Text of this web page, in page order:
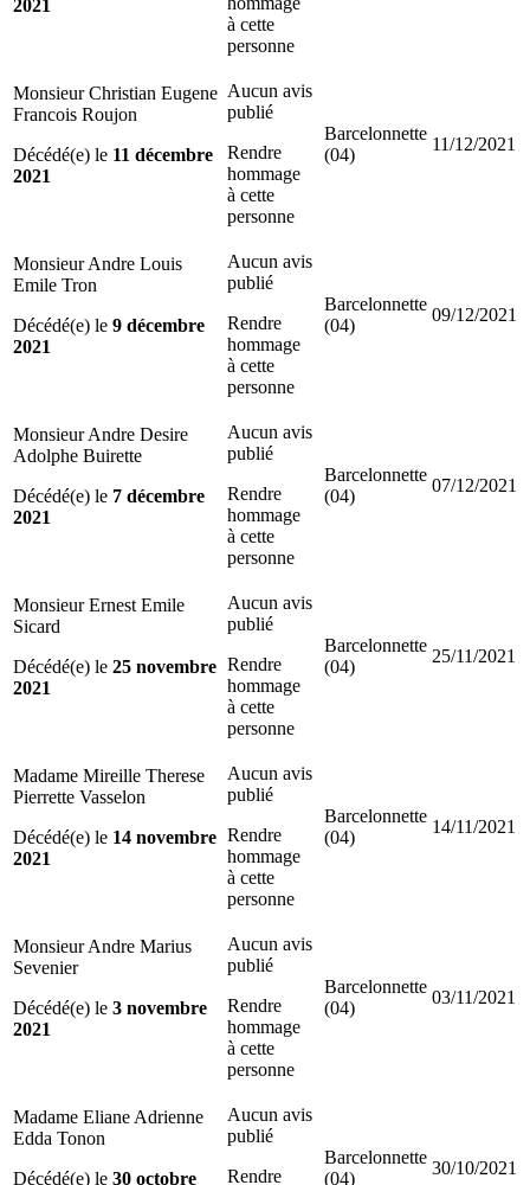
2021
à cette
personne
Monsieur Christian Eugene
Francois Roujon
Décédé(e) le 11 décembre
2021
Aucun avis
publié
Rendre
hommage
à cette
personne
Barcelonnette
(04)
11/12/2021
Monsieur Andre Louis
Emile Tron
Décédé(e) le 9 décembre
2021
Aucun avis
publié
Rendre
hommage
à cette
personne
Barcelonnette
(04)
09/12/2021
Monsieur Andre Desire
Adolphe Buirette
Décédé(e) le 7 décembre
2021
Aucun avis
publié
Rendre
hommage
à cette
personne
Barcelonnette
(04)
07/12/2021
Monsieur Ernest Emile
Sicard
Décédé(e) le 25 novembre
2021
Aucun avis
publié
Rendre
hommage
à cette
personne
Barcelonnette
(04)
25/11/2021
Madame Mireille Therese
Pierrette Vasselon
Décédé(e) le 14 novembre
2021
Aucun avis
publié
Rendre
hommage
à cette
personne
Barcelonnette
(04)
14/11/2021
Monsieur Andre Marius
Sevenier
Décédé(e) le 3 novembre
2021
Aucun avis
publié
Rendre
hommage
à cette
personne
Barcelonnette
(04)
03/11/2021
Madame Eliane Adrienne
Edda Tonon
Décédé(e) le 30 octobre
Aucun avis
publié
Rendre
Barcelonnette
(04)
30/10/2021